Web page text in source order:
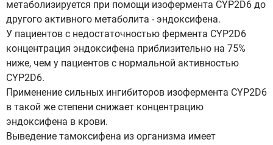
метаболизируется при помощи изофермента CYP2D6 до
другого активного метаболита - эндоксифена.
У пациентов с недостаточностью фермента CYP2D6
концентрация эндоксифена приблизительно на 75%
ниже, чем у пациентов с нормальной активностью
CYP2D6.
Применение сильных ингибиторов изофермента CYP2D6
в такой же степени снижает концентрацию
эндоксифена в крови.
Выведение тамоксифена из организма имеет